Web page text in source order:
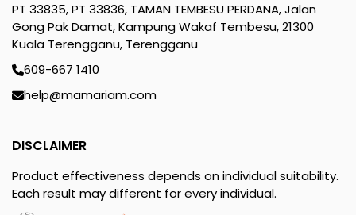
PT 33835, PT 33836, TAMAN TEMBESU PERDANA, Jalan
Gong Pak Damat, Kampung Wakaf Tembesu, 21300
Kuala Terengganu, Terengganu
609-667 1410
help@mamariam.com
DISCLAIMER
Product effectiveness depends on individual suitability.
Each result may different for every individual.